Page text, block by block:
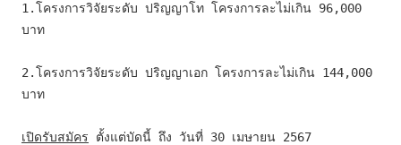
1.โครงการวิจัยระดับ ปริญญาโท โครงการละไม่เกิน 96,000
บาท
2.โครงการวิจัยระดับ ปริญญาเอก โครงการละไม่เกิน 144,000
บาท
เปิดรับสมัคร ตั้งแต่บัดนี้ ถึง วันที่ 30 เมษายน 2567